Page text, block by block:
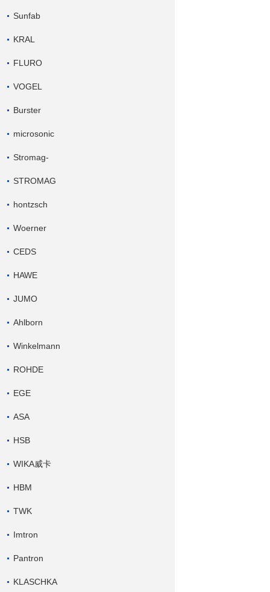
Sunfab
KRAL
FLURO
VOGEL
Burster
microsonic
Stromag-
STROMAG
hontzsch
Woerner
CEDS
HAWE
JUMO
Ahlborn
Winkelmann
ROHDE
EGE
ASA
HSB
WIKA威卡
HBM
TWK
Imtron
Pantron
KLASCHKA